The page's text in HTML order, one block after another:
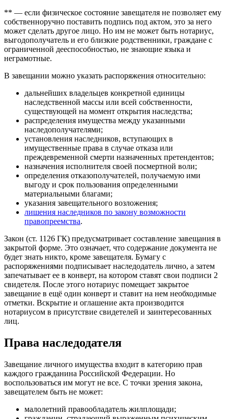
** — если физическое состояние завещателя не позволяет ему
собственноручно поставить подпись под актом, это за него
может сделать другое лицо. Но им не может быть нотариус,
выгодополучатель и его близкие родственники, граждане с
ограниченной дееспособностью, не знающие языка и
неграмотные.
В завещании можно указать распоряжения относительно:
дальнейших владельцев конкретной единицы
наследственной массы или всей собственности,
существующей на момент открытия наследства;
распределения имущества между указанными
наследополучателями;
установления наследников, вступающих в
имущественные права в случае отказа или
преждевременной смерти назначенных претендентов;
назначения исполнителя своей посмертной воли;
определения отказополучателей, получаемую ими
выгоду и срок пользования определенными
материальными благами;
указания завещательного возложения;
лишения наследников по закону возможности
правопреемства.
Закон (ст. 1126 ГК) предусматривает составление завещания в
закрытой форме. Это означает, что содержание документа не
будет знать никто, кроме завещателя. Бумагу с
распоряжениями подписывает наследодатель лично, а затем
запечатывает ее в конверт, на котором ставят свои подписи 2
свидетеля. После этого нотариус помещает закрытое
завещание в ещё один конверт и ставит на нем необходимые
отметки. Вскрытие и оглашение акта производится
нотариусом в присутствие свидетелей и заинтересованных
лиц.
Права наследодателя
Завещание личного имущества входит в категорию прав
каждого гражданина Российской Федерации. Но
воспользоваться им могут не все. С точки зрения закона,
завещателем быть не может:
малолетний правообладатель жилплощади;